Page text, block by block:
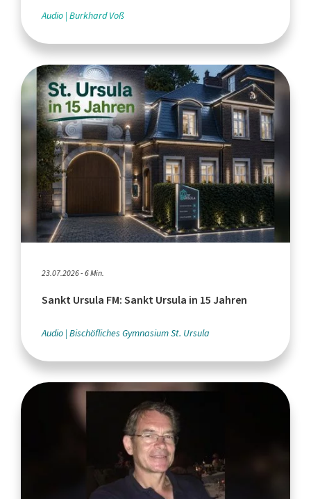
Audio Burkhard Voß
23.07.2026 - 6 Min.
Sankt Ursula FM: Sankt Ursula in 15 Jahren
Audio Bischöfliches Gymnasium St. Ursula